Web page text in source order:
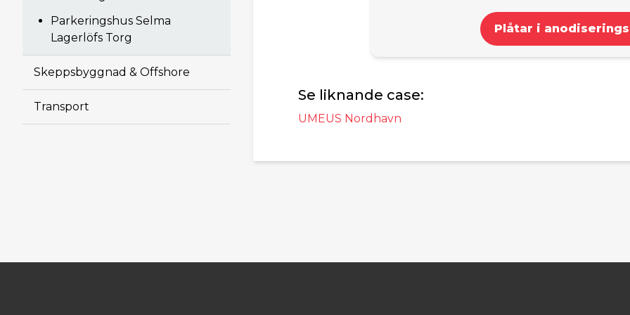
Parkeringshus Selma
Lagerlöfs Torg
Skeppsbyggnad & Offshore
Transport
Plåtar i
Se liknande case:
UMEUS Nordhavn